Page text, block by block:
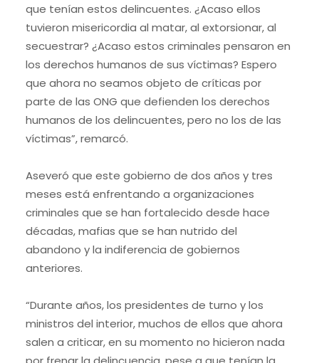
que tenían estos delincuentes. ¿Acaso ellos
tuvieron misericordia al matar, al extorsionar, al
secuestrar? ¿Acaso estos criminales pensaron en
los derechos humanos de sus víctimas? Espero
que ahora no seamos objeto de críticas por
parte de las ONG que defienden los derechos
humanos de los delincuentes, pero no los de las
víctimas”, remarcó.
Aseveró que este gobierno de dos años y tres
meses está enfrentando a organizaciones
criminales que se han fortalecido desde hace
décadas, mafias que se han nutrido del
abandono y la indiferencia de gobiernos
anteriores.
“Durante años, los presidentes de turno y los
ministros del interior, muchos de ellos que ahora
salen a criticar, en su momento no hicieron nada